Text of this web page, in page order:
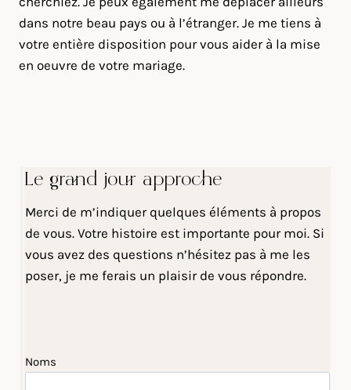
dans notre beau pays ou à l’étranger. Je me tiens à
votre entière disposition pour vous aider à la mise
en oeuvre de votre mariage.
Le grand jour approche
Merci de m’indiquer quelques éléments à propos
de vous. Votre histoire est importante pour moi. Si
vous avez des questions n’hésitez pas à me les
poser, je me ferais un plaisir de vous répondre.
Noms